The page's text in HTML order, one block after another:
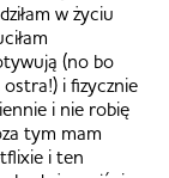
w życiu
(no bo
ostra!) i fizycznie
i nie robię
tym mam
i ten